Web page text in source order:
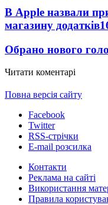
В Apple назвали
магазину додатків
Обрано нового
Читати коментарі
Повна версія сайту
Facebook
Twitter
RSS-стрічки
E-mail розсилка
Контакти
Реклама на сайті
Використання
Правила